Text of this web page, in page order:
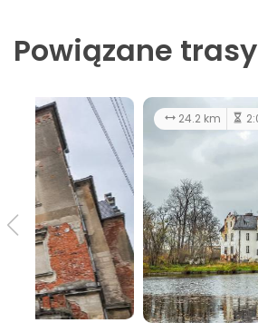
Powiązane trasy
34.2 km 3:00 h łatwy